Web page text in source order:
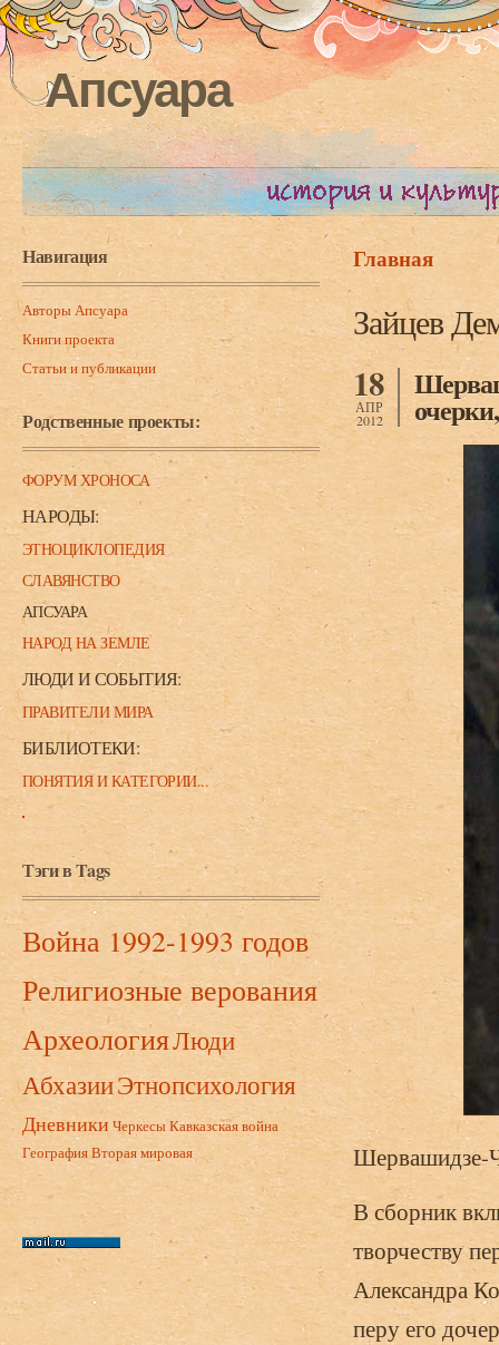
Апсуара
Навигация
Авторы Апсуара
Книги проекта
Статьи и публикации
Родственные проекты:
ФОРУМ ХРОНОСА
НАРОДЫ:
ЭТНОЦИКЛОПЕДИЯ
СЛАВЯНСТВО
АПСУАРА
НАРОД НА ЗЕМЛЕ
ЛЮДИ И СОБЫТИЯ:
ПРАВИТЕЛИ МИРА
БИБЛИОТЕКИ:
ПОНЯТИЯ И КАТЕГОРИИ...
Тэги в Tags
Война 1992-1993 годов
Религиозные верования
АрхеологияЛюди
АбхазииЭтнопсихология
Дневники ЧеркесыКавказская война
ГеографияВторая мировая
Вы здесь
Главная
Зайцев
18
АПР
2012
Шервашидзе-
В сборник
творчеству
Александра
перу его